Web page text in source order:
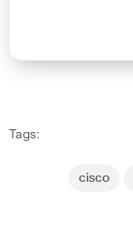
Tags:
cisco